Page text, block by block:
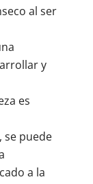
al ser
y
es
se puede
a la